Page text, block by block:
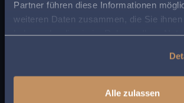
Partner führen diese Informationen
weiteren Daten zusammen, die Sie
haben oder die sie im Rahmen Ihrer
Alle zulassen
Schäden?
So sparen Sie Zeit und Mühe bei
nach rechtlicher Unterstützung.